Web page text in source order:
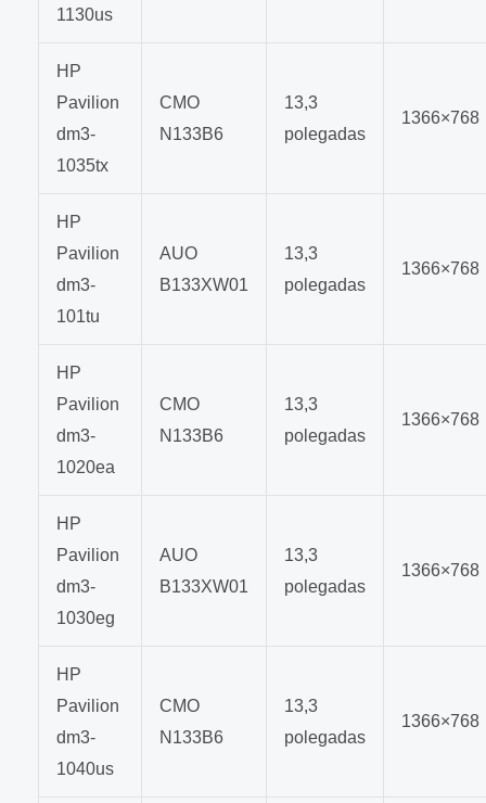
1130us
HP
Pavilion
dm3-
1035tx
CMO
N133B6
13,3
polegadas
1366×768
HP
Pavilion
dm3-
101tu
AUO
B133XW01
13,3
polegadas
1366×768
HP
Pavilion
dm3-
1020ea
CMO
N133B6
13,3
polegadas
1366×768
HP
Pavilion
dm3-
1030eg
AUO
B133XW01
13,3
polegadas
1366×768
HP
Pavilion
dm3-
1040us
CMO
N133B6
13,3
polegadas
1366×768